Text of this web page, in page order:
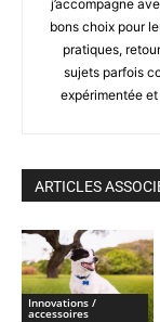
j’accompagne
bons choix pour
pratiques,
sujets parfois
expérimentée
ARTICLES
Innovations /
accessoires